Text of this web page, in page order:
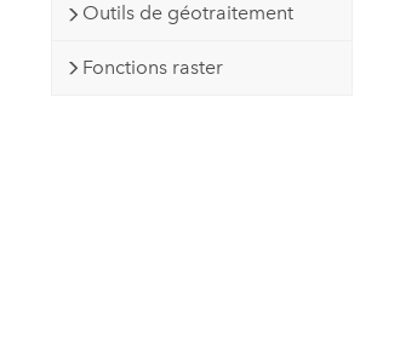
Outils de géotraitement
Fonctions raster